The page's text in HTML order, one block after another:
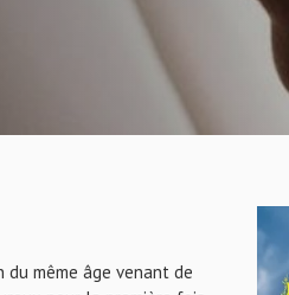
du même âge venant de